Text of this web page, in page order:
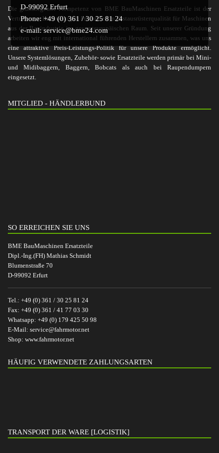
D-99092 Erfurt
Phone: +49 (0) 361 / 30 25 81 24
e-mail: service@bme24.com
Die grundlegende Kompetenz von BME BauMaschinen Ersatzteile ist der
Vertrieb von hochwertigen Produkten in Erstausrüsterqualität für Maschinen
aus der Bauindustrie im gesamteuropäischen Raum. Seit unserer Gründung
arbeiten wir eng mit international führenden Herstellern zusammen, was uns
eine attraktive Preis-Leistungs-Politik für unsere Produkte ermöglicht.
Unsere Systemlösungen, Zubehör- sowie Ersatzteile werden primär bei Mini-
und Midibaggern, Baggern, Bobcats als auch bei Raupendumpern
eingesetzt.
MITGLIED - HÄNDLERBUND
SO ERREICHEN SIE UNS
BME BauMaschinen Ersatzteile
Dipl.-Ing.(FH) Mathias Schmidt
Blumenstraße 70
D-99092 Erfurt
Tel.: +49 (0) 361 / 30 25 81 24
Fax: +49 (0) 361 / 41 77 03 30
Whatsapp: +49 (0) 179 425 50 98
E-Mail: service@fahrmotor.net
Shop: www.fahrmotor.net
HÄUFIG VERWENDETE ZAHLUNGSARTEN
TRANSPORT DER WARE [LOGISTIK]